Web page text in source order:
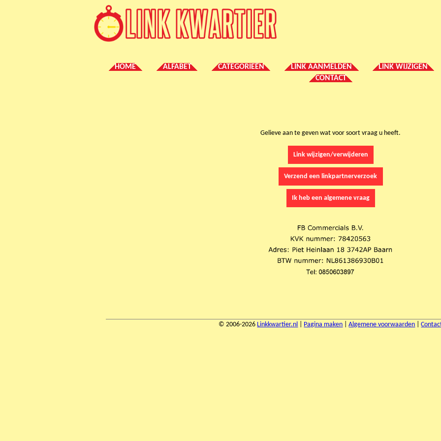
HOME ALFABET CATEGORIEËN LINK AANMELDEN
LINK WIJZIGEN
CONTACT
Gelieve aan te geven wat voor soort vraag u heeft.
Link wijzigen/verwijderen
Verzend een linkpartnerverzoek
Ik heb een algemene vraag
© 2006-2026 Linkkwartier.nl Pagina maken |Algemene voorwaarden |